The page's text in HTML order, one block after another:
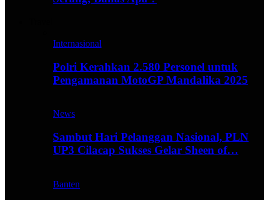
Internasional
Polri Kerahkan 2.580 Personel untuk
Pengamanan MotoGP Mandalika 2025
News
Sambut Hari Pelanggan Nasional, PLN
UP3 Cilacap Sukses Gelar Sheen of…
Banten